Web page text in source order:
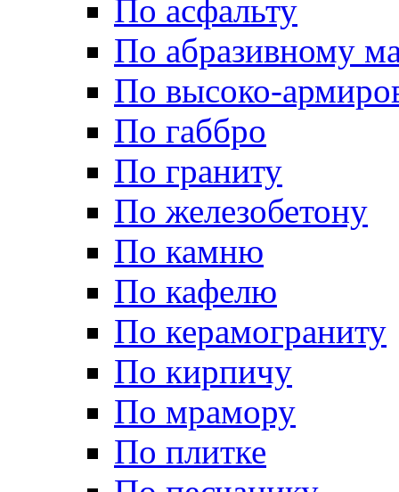
По асфальту
По абразивному
По высоко-
По габбро
По граниту
По железобетону
По камню
По кафелю
По керамограниту
По кирпичу
По мрамору
По плитке